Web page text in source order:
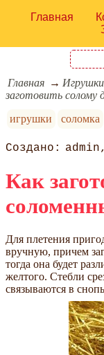
Главная
Главная
заготовить солому
игрушки
соломка
admin
Как
Для плетения
вручную, причем
тогда она будет
желтого. Стебли
связываются в